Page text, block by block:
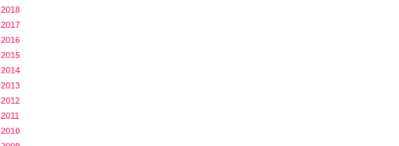
2018
2017
2016
2015
2014
2013
2012
2011
2010